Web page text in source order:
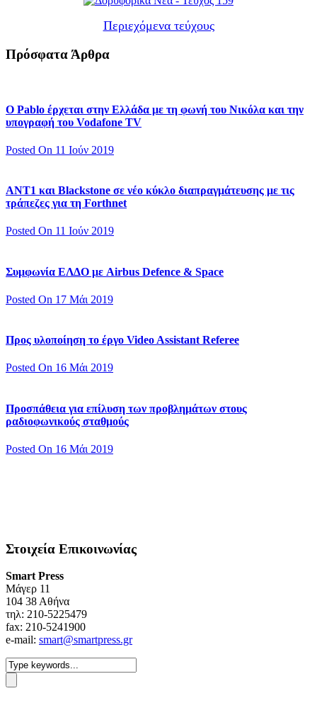
Περιεχόμενα τεύχους
Πρόσφατα Άρθρα
Ο Pablo έρχεται στην Ελλάδα με τη φωνή του Νικόλα και την
υπογραφή του Vodafone TV
Posted On 11 Ιούν 2019
ΑΝΤ1 και Blackstone σε νέο κύκλο διαπραγμάτευσης με τις
τράπεζες για τη Forthnet
Posted On 11 Ιούν 2019
Συμφωνία ΕΛΔΟ με Airbus Defence & Space
Posted On 17 Μάι 2019
Προς υλοποίηση το έργο Video Assistant Referee
Posted On 16 Μάι 2019
Προσπάθεια για επίλυση των προβλημάτων στους
ραδιοφωνικούς σταθμούς
Posted On 16 Μάι 2019
Στοιχεία Επικοινωνίας
Smart Press
Mάγερ 11
104 38 Αθήνα
τηλ: 210-5225479
fax: 210-5241900
e-mail: smart@smartpress.gr